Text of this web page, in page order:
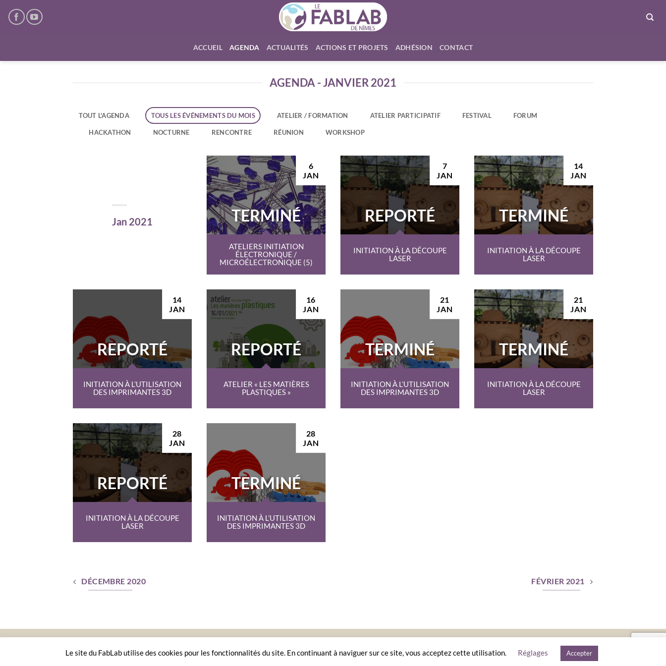
ACCUEIL AGENDA ACTUALITÉS ACTIONS ET PROJETS ADHÉSION CONTACT
AGENDA - JANVIER 2021
TOUT L'AGENDA TOUS LES ÉVÉNEMENTS DU MOIS ATELIER / FORMATION ATELIER PARTICIPATIF FESTIVAL FORUM
HACKATHON NOCTURNE RENCONTRE RÉUNION WORKSHOP
Jan 2021
6
JAN
ATELIERS INITIATION
ÉLECTRONIQUE /
MICROÉLECTRONIQUE (5)
TERMINÉ
7
JAN
INITIATION À LA DÉCOUPE
LASER
REPORTÉ
14
JAN
INITIATION À LA DÉCOUPE
LASER
TERMINÉ
14
JAN
INITIATION À L’UTILISATION
DES IMPRIMANTES 3D
REPORTÉ
16
JAN
ATELIER « LES MATIÈRES
PLASTIQUES »
REPORTÉ
21
JAN
INITIATION À L’UTILISATION
DES IMPRIMANTES 3D
TERMINÉ
21
JAN
INITIATION À LA DÉCOUPE
LASER
TERMINÉ
28
JAN
INITIATION À LA DÉCOUPE
LASER
REPORTÉ
28
JAN
INITIATION À L’UTILISATION
DES IMPRIMANTES 3D
TERMINÉ
DÉCEMBRE 2020 FÉVRIER 2021
Copyright 2026 © Le FabLab de NîmesparLes Incroyables Possibles
Le site du FabLab utilise des cookies pour les fonctionnalités du site. En continuant à naviguer sur ce site, vous acceptez cette utilisation. Réglages Accepter